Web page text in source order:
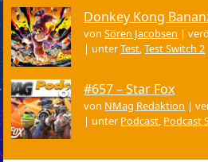
Donkey Kong
vonSören Jacobsen |
| unterTest,Test Switch 2
#657 – Star Fox
von NMag Redaktion |
| unter Podcast, Podcast